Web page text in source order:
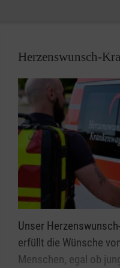
Herzenswunsch-
Unser
erfüllt die Wünsche
Menschen, egal ob